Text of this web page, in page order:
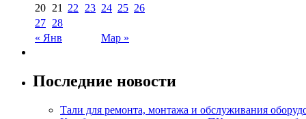
« Янв Мар »
20 21 22 23 24 25 26
27 28
Последние новости
Тали для ремонта, монтажа и обслуживания